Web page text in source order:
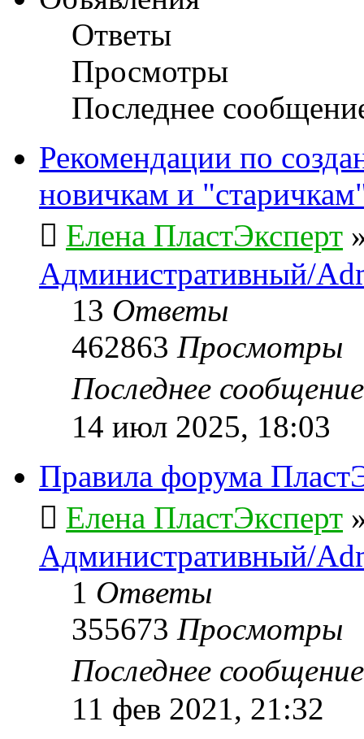
Ответы
Просмотры
Последнее
Рекомендации по
новичкам и
Елена ПластЭксперт
Административный/
13 Ответы
462863 Просмотры
Последнее
14 июл 2025, 18:03
Правила форума
Елена ПластЭксперт
Административный/
1 Ответы
355673 Просмотры
Последнее
11 фев 2021, 21:32